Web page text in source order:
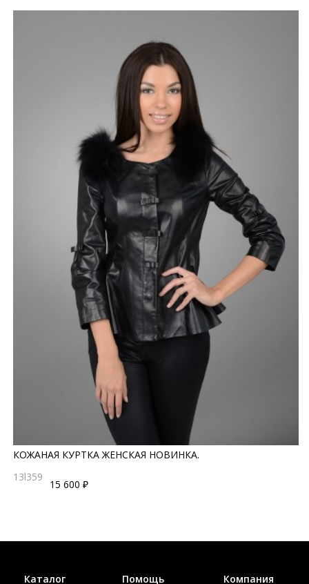
КОЖАНАЯ КУРТКА ЖЕНСКАЯ НОВИНКА.
13l359
15 600 ₽
Каталог Помощь Компания